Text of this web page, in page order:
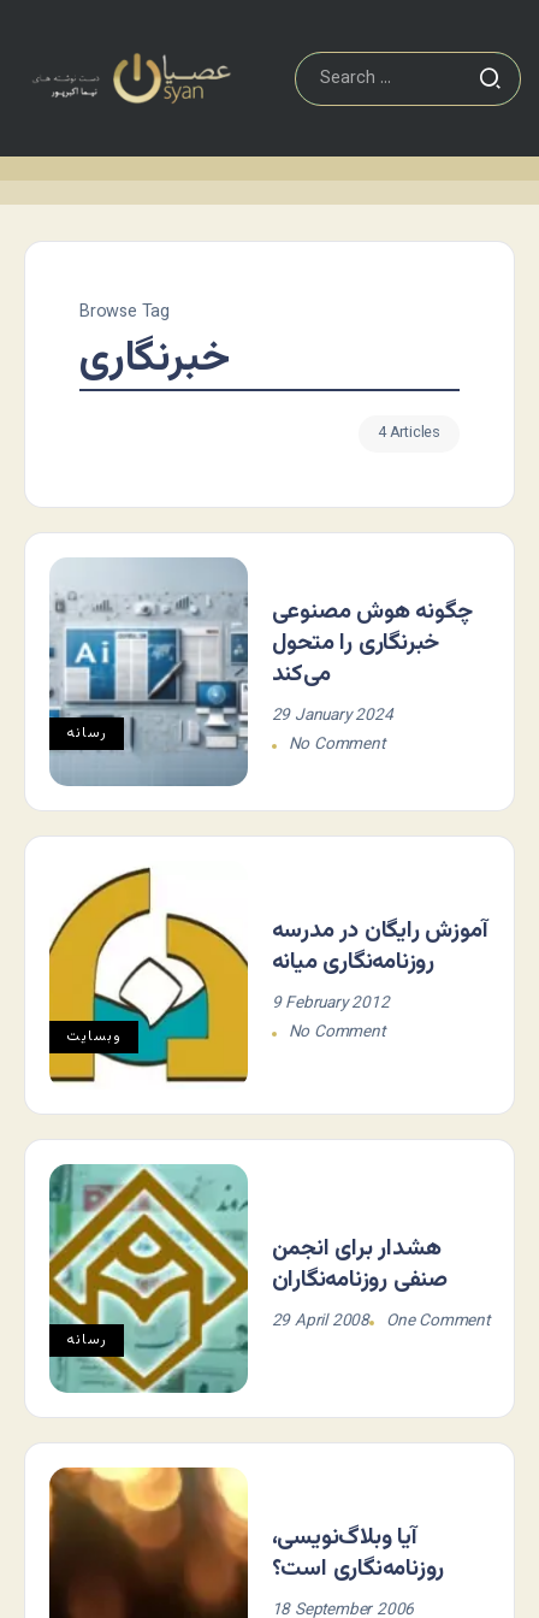
Browse Tag
خبرنگاری
4 Articles
رسانه
چگونه هوش مصنوعی
خبرنگاری را متحول
می‌کند
29 January 2024
No Comment
وبسایت
آموزش رایگان در مدرسه
روزنامه‌نگاری میانه
9 February 2012
No Comment
رسانه
هشدار برای انجمن
صنفی روزنامه‌نگاران
29 April 2008 One Comment
آیا وبلاگ‌نویسی،
روزنامه‌نگاری است؟
18 September 2006